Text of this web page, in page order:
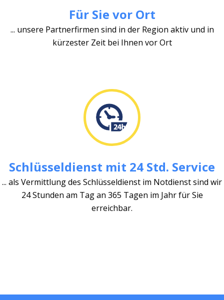
Für Sie vor Ort
... unsere Partnerfirmen sind in der Region aktiv und in
kürzester Zeit bei Ihnen vor Ort
Schlüsseldienst mit 24 Std. Service
... als Vermittlung des Schlüsseldienst im Notdienst sind wir
24 Stunden am Tag an 365 Tagen im Jahr für Sie
erreichbar.